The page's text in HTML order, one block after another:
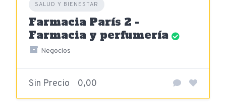
SALUD Y BIENESTAR
Farmacia París 2 -
Farmacia y perfumería
Negocios
Sin Precio 0,00